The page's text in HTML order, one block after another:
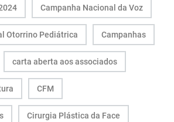
Campanha Nacional da Voz
Otorrino Pediátrica Campanhas
carta aberta aos associados
CFM
Cirurgia Plástica da Face